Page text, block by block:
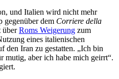
und Italien wird nicht mehr
gegenüber dem Corriere della
überRoms Weigerung zum
eines italienischen
Iran zu gestatten. „Ich bin
mutig, aber ich habe mich geirrt“.